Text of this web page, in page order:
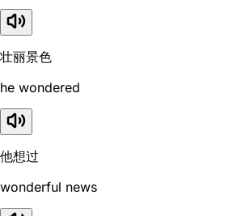
壮丽景色
he wondered
他想过
wonderful news